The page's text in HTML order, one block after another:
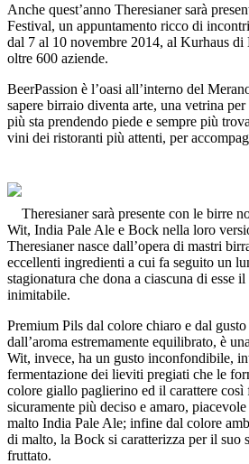
Anche quest’anno Theresianer sarà
Festival, un appuntamento ricco di
dal 7 al 10 novembre 2014, al Kurhaus di
oltre 600 aziende.
BeerPassion è l’oasi all’interno del
sapere birraio diventa arte, una vetrina
più sta prendendo piede e sempre più
vini dei ristoranti più attenti, per
Theresianer sarà presente con le birre
Wit, India Pale Ale e Bock nella loro
Theresianer nasce dall’opera di mastri
eccellenti ingredienti a cui fa seguito un
stagionatura che dona a ciascuna di esse
inimitabile.
Premium Pils dal colore chiaro e dal gusto
dall’aroma estremamente equilibrato, è
Wit, invece, ha un gusto inconfondibile,
fermentazione dei lieviti pregiati che le
colore giallo paglierino ed il carattere così
sicuramente più deciso e amaro,
malto India Pale Ale; infine dal colore
di malto, la Bock si caratterizza per il suo
fruttato.